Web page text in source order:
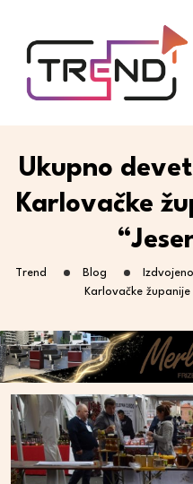
Ukupno
Karlovačke
Trend Blog Izdvojeno
Karlovačke